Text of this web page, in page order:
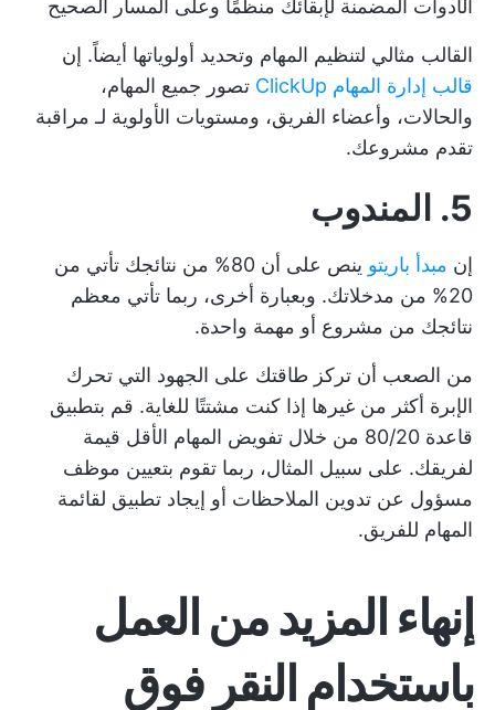
الأدوات المضمنة لإبقائك منظمًا وعلى المسار الصحيح
القالب مثالي لتنظيم المهام وتحديد أولوياتها أيضاً. إن
قالب إدارة المهام ClickUp
تصور جميع المهام،
والحالات، وأعضاء الفريق، ومستويات الأولوية لـ مراقبة
تقدم مشروعك.
5. المندوب
إن مبدأ باريتو
ينص على أن 80% من نتائجك تأتي من
20% من مدخلاتك. وبعبارة أخرى، ربما تأتي معظم
نتائجك من مشروع أو مهمة واحدة.
من الصعب أن تركز طاقتك على الجهود التي تحرك
الإبرة أكثر من غيرها إذا كنت مشتتًا للغاية. قم بتطبيق
قاعدة 80/20 من خلال تفويض المهام الأقل قيمة
لفريقك. على سبيل المثال، ربما تقوم بتعيين موظف
مسؤول عن تدوين الملاحظات أو إيجاد تطبيق لقائمة
المهام للفريق.
إنهاء المزيد من العمل
باستخدام النقر فوق